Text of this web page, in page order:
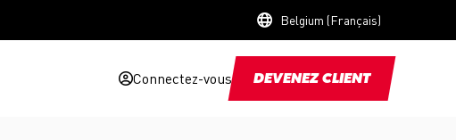
Belgium (Français)
Connectez-vous DEVENEZ CLIENT